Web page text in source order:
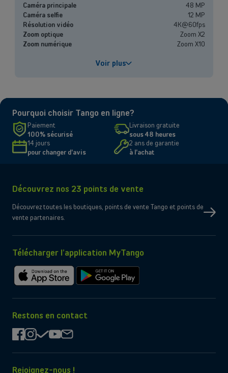
Grandes entreprises
Vous cherchez des solutions pour les grandes entreprises ? Laissez-
vous conseiller par l'un de nos experts commerciaux lors d'un rendez-
Caméra principale
48 MP
Caméra selfie
12 MP
Résolution vidéo
4K@60fps
Zoom optique
Zoom X2
Zoom numérique
Zoom X10
Chargement rapide
Jusqu'à 50% en 30 minutes
Écran
Taille et résolution 6.1" - 1170 x 2532 pixels
Connectivité
Dual SIM
Port micro-SD
Non
Wi-Fi
NFC
Oui
Contenu de la boîte
Câble de chargement
Chargeur
Non fourni par le constructeur
Voir plus
Pourquoi choisir Tango en ligne?
Paiement
100% sécurisé
Livraison gratuite
sous 48 heures
14 jours
pour changer d'avis
2 ans de garantie
à l'achat
Découvrez nos 23 points de vente
Découvrez toutes les boutiques, points de vente Tango et points de
vente partenaires.
Télécharger l’application MyTango
sur
Store
sur
Play
Restons en contact
facebook
instagram
checkyoutube
mail
Rejoignez-nous !